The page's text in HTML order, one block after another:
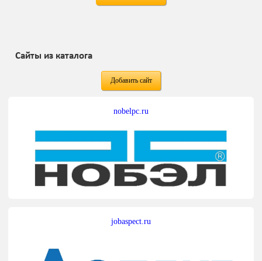
Сайты из каталога
Добавить сайт
nobelpc.ru
jobaspect.ru